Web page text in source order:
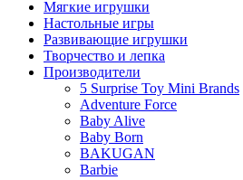
Мягкие игрушки
Настольные игры
Развивающие игрушки
Творчество и лепка
Производители
5 Surprise Toy Mini Brands
Adventure Force
Baby Alive
Baby Born
BAKUGAN
Barbie